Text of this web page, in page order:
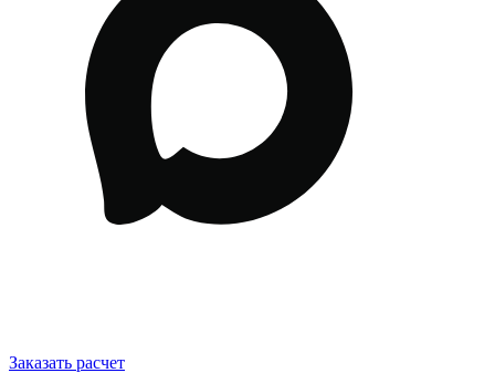
Заказать расчет